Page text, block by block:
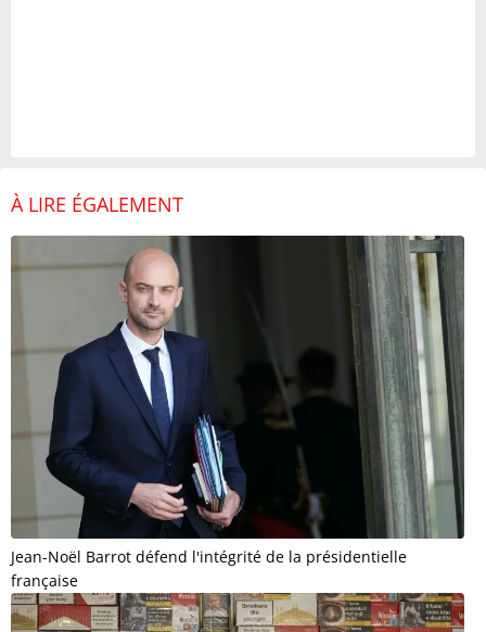
À LIRE ÉGALEMENT
Jean-Noël Barrot défend l'intégrité de la présidentielle
française